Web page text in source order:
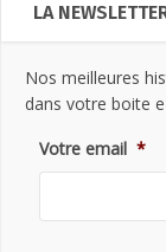
LA
Nos meilleures
dans votre boite
Votre email *